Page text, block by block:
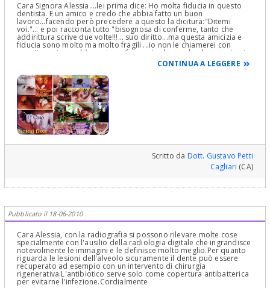
Cara Signora Alessia....lei prima dice: Ho molta fiducia in questo
dentista. E un amico e credo che abbia fatto un buon
lavoro...facendo però precedere a questo la dicitura:"Ditemi
voi."... e poi racconta tutto "bisognosa di conferme, tanto che
addirittura scrive due volte!!!... suo diritto...ma questa amicizia e
fiducia sono molto ma molto fragili ...io non le chiamerei con
questi nomi...perchè scusi non fa queste domande al suo amico in
cui ha tanta fiducia??? ...Il Dr. Passaretti in sei parole e tre puntini le
ha detto tutto ed io non posso che confermare...aggiungendo solo
che il rumore che ha sentito non è detto che si possa imputare ad
una cosa precisa, frattura o rottura di uno strumento o tyante cose
ancora..poi ora è inutile che ci pianga sopra...il dente è stato
estratto...e non c'è più... e rinviarla al precedente post in cui le ho
dedicato decine e decine di righe con foto, di
risposta...Cordialmente Gustavo Petti, Parodontologia,
Implantologia, Gnatologia e Riabilitazione Orale Completa in Casi
Clinici Complessi ed Ortodonzia e Pedodonzia la figlia Claudia
CONTINUA A LEGGERE
Scritto da Dott. Gustavo Petti
Cagliari (CA)
Pubblicato il 18-06-2010
Cara Alessia, con la radiografia si possono rilevare molte cose
specialmente con l'ausilio della radiologia digitale che ingrandisce
notevolmente le immagini e le definisce molto meglio.Per quanto
riguarda le lesioni dell'alveolo sicuramente il dente può essere
recuperato ad esempio con un intervento di chirurgia
rigenerativa.L'antibiotico serve solo come copertura antibatterica
per evitarne l'infezione.Cordialmente